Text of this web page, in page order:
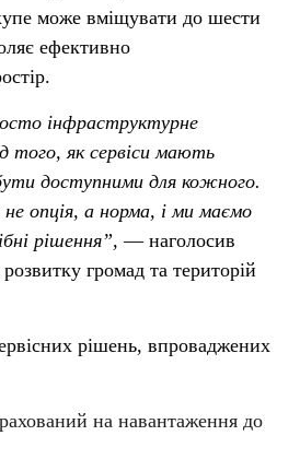
може вміщувати до шести
ефективно
інфраструктурне
того, як сервіси мають
доступними для кожного.
опція, а норма, і ми маємо
рішення”, — наголосив
громад та територій
рішень, впроваджених
на навантаження до